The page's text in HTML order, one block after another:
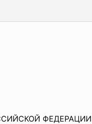
ФЕДЕРАЦИИ